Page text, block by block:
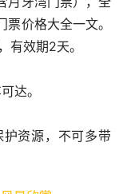
价格大全一文。
有效期2天。
达。